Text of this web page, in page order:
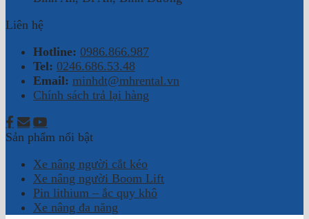
Liên hệ
Hotline: 0986.866.987
Tel: 0246.686.53.48
Email: minhdt@mhrental.vn
Chính sách trả lại hàng
Sản phẩm nổi bật
Xe nâng người cắt kéo
Xe nâng người Boom Lift
Pin lithium – ắc quy khô
Xe nâng đa năng